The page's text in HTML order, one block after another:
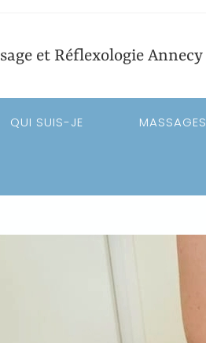
et Réflexologie Annecy
QUI SUIS-JE MASSAGES